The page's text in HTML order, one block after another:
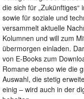
die sich für
sowie für soziale und
versammelt aktuelle
Kolumnen und will zum
übermorgen einladen.
von E-Books zum
Romane ebenso wie die
Auswahl, die stetig
einig – wird auch in der